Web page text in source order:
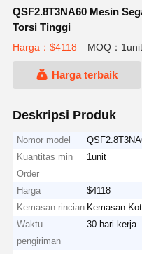
QSF2.8T3NA60 Mesin
Torsi Tinggi
Harga：$4118 MOQ：1unit
Harga terbaik
Deskripsi Produk
Nomor model
Kuantitas min
Order
1unit
Harga
$4118
Kemasan rincian Kemasan
Waktu
pengiriman
30 hari kerja